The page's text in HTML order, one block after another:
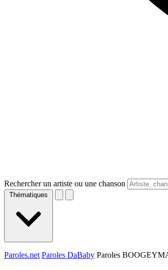
Rechercher un artiste ou une chanson
Thématiques
Paroles.net Paroles DaBaby Paroles